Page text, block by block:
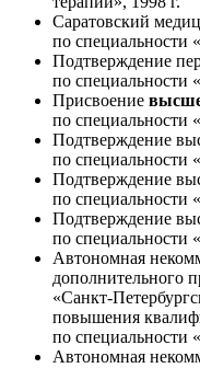
Саратовский
по специальности
Подтверждение
по специальности
Присвоение
по специальности
Подтверждение
по специальности
Подтверждение
по специальности
Подтверждение
по специальности
Автономная
дополнительного
«Санкт-
повышения
по специальности
Автономная